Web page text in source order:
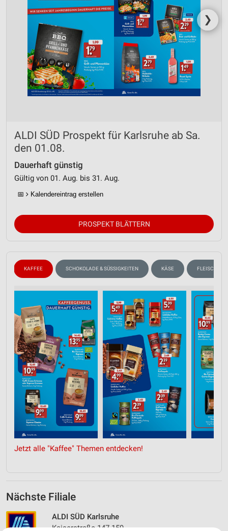
❯
ALDI SÜD Prospekt für Karlsruhe ab Sa.
den 01.08.
Dauerhaft günstig
Gültig von 01. Aug. bis 31. Aug.
📅 Kalendereintrag erstellen
PROSPEKT BLÄTTERN
KAFFEE SCHOKOLADE & SÜSSIGKEITEN KÄSE FLEISCH &
Jetzt alle "Kaffee" Themen entdecken!
Nächste Filiale
ALDI SÜD Karlsruhe
Kaiserstraße 147-159